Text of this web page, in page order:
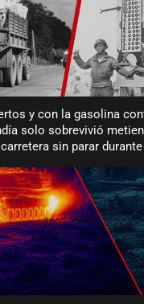
y con la gasolina
solo sobrevivió
sin parar